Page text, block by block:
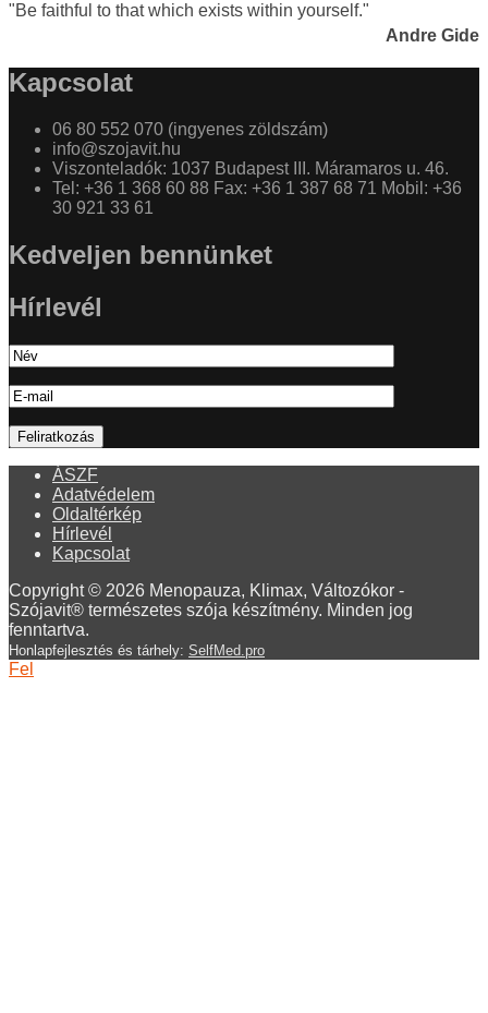
"Be faithful to that which exists within yourself."
Andre Gide
Kapcsolat
06 80 552 070 (ingyenes zöldszám)
info@szojavit.hu
Viszonteladók: 1037 Budapest III. Máramaros u. 46.
Tel: +36 1 368 60 88 Fax: +36 1 387 68 71 Mobil: +36
30 921 33 61
Kedveljen bennünket
Hírlevél
ÁSZF
Adatvédelem
Oldaltérkép
Hírlevél
Kapcsolat
Copyright © 2026 Menopauza, Klimax, Változókor -
Szójavit® természetes szója készítmény. Minden jog
fenntartva.
Honlapfejlesztés és tárhely: SelfMed.pro
Fel